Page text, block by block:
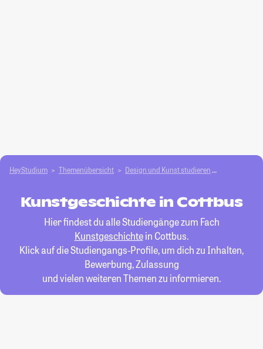
HeyStudium Themenübersicht Design und Kunst studieren
Kunstgeschichte in Cottbus
Hier findest du alle Studiengänge zum Fach
Kunstgeschichtein Cottbus.
Klick auf die Studiengangs-Profile, um dich zu Inhalten,
Bewerbung, Zulassung
und vielen weiteren Themen zu informieren.